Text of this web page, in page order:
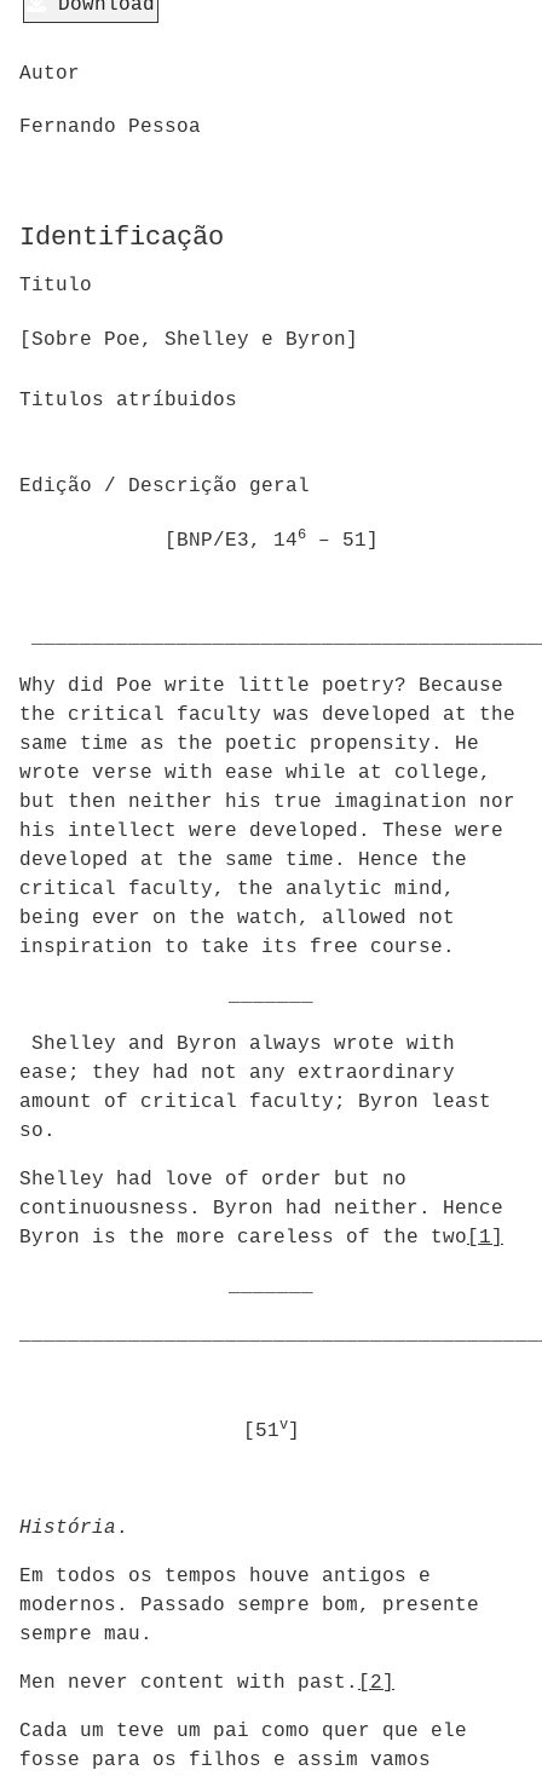
Download
Autor
Fernando Pessoa
Identificação
Titulo
[Sobre Poe, Shelley e Byron]
Titulos atríbuidos
Edição / Descrição geral
[BNP/E3, 146– 51]
Why did Poe write little poetry? Because
the critical faculty was developed at the
same time as the poetic propensity. He
wrote verse with ease while at college,
but then neither his true imagination nor
his intellect were developed. These were
developed at the same time. Hence the
critical faculty, the analytic mind,
being ever on the watch, allowed not
inspiration to take its free course.
Shelley and Byron always wrote with
ease; they had not any extraordinary
amount of critical faculty; Byron least
so.
Shelley had love of order but no
continuousness. Byron had neither. Hence
Byron is the more careless of the two [1]
[51v
História .
Em todos os tempos houve antigos e
modernos. Passado sempre bom, presente
sempre mau.
Men never content with past. [2]
Cada um teve um pai como quer que ele
fosse para os filhos e assim vamos